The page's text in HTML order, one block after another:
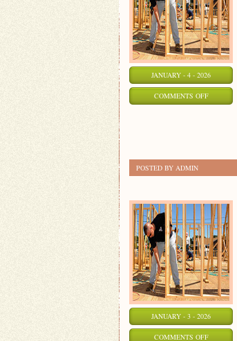
JANUARY - 4 - 2026
COMMENTS OFFON
POSTED BY ADMIN
JANUARY - 3 - 2026
COMMENTS OFFON